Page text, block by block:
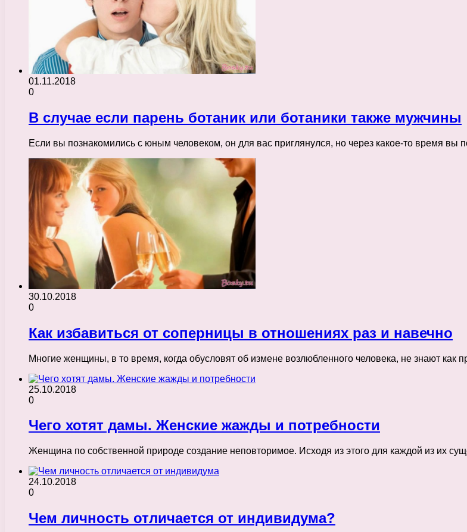
01.11.2018
0
В случае если парень ботаник или ботаники также мужчины
Если вы познакомились с юным человеком, он для вас приглянулся, но через какое-то время
30.10.2018
0
Как избавиться от соперницы в отношениях раз и навечно
Многие женщины, в то время, когда обусловят об измене возлюбленного человека, не знают как
25.10.2018
0
Чего хотят дамы. Женские жажды и потребности
Женщина по собственной природе создание неповторимое. Исходя из этого для каждой из их
24.10.2018
0
Чем личность отличается от индивидума?